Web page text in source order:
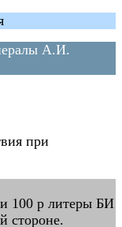
А.И.
при
100 р литеры БИ
стороне.